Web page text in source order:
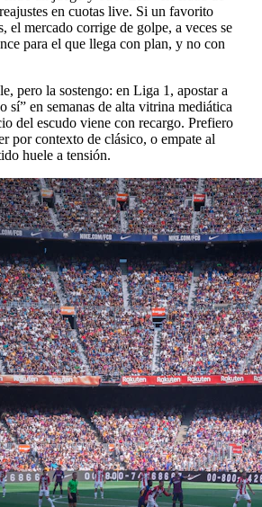
en cuotas live. Si un favorito
el mercado corrige de golpe, a veces se
para el que llega con plan, y no con
pero la sostengo: en Liga 1, apostar a
sí” en semanas de alta vitrina mediática
del escudo viene con recargo. Prefiero
por contexto de clásico, o empate al
huele a tensión.